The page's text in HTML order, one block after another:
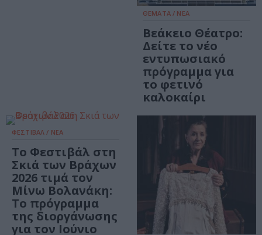
ΘΕΜΑΤΑ / ΝΕΑ
Βεάκειο Θέατρο:
Δείτε το νέο
εντυπωσιακό
πρόγραμμα για
το φετινό
καλοκαίρι
ΦΕΣΤΙΒΑΛ / ΝΕΑ
Το Φεστιβάλ στη
Σκιά των Βράχων
2026 τιμά τον
Μίνω Βολανάκη:
Το πρόγραμμα
της διοργάνωσης
για τον Ιούνιο